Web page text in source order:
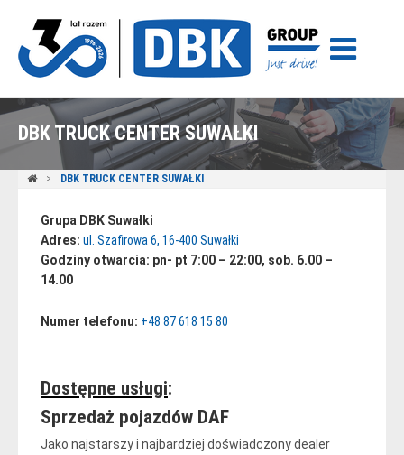
DBK TRUCK CENTER SUWAŁKI
DBK TRUCK CENTER SUWAŁKI
Grupa DBK Suwałki
Adres: ul. Szafirowa 6, 16-400 Suwałki
Godziny otwarcia: pn- pt 7:00 – 22:00, sob. 6.00 –
14.00
Numer telefonu: +48 87 618 15 80
Dostępne usługi:
Sprzedaż pojazdów DAF
Jako najstarszy i najbardziej doświadczony dealer